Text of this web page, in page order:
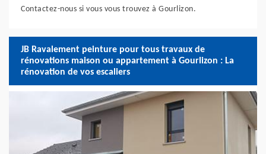
Contactez-nous si vous vous trouvez à Gourlizon.
JB Ravalement peinture pour tous travaux de
rénovations maison ou appartement à Gourlizon : La
rénovation de vos escaliers